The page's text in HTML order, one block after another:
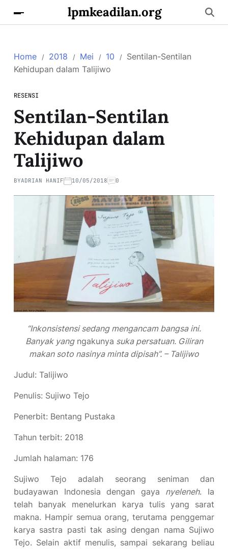
lpmkeadilan.org
Home 2018 Mei 10
Sentilan-Sentilan
Kehidupan dalam Talijiwo
RESENSI
Sentilan-Sentilan
Kehidupan dalam
Talijiwo
BYADRIAN HANIF 10/05/2018 0
“Inkonsistensi sedang mengancam bangsa ini.
Banyak yangngakunya suka persatuan. Giliran
makan soto nasinya minta dipisah”. – Talijiwo
Judul: Talijiwo
Penulis: Sujiwo Tejo
Penerbit: Bentang Pustaka
Tahun terbit: 2018
Jumlah halaman: 176
Sujiwo Tejo adalah seorang seniman dan
budayawan Indonesia dengan gaya nyeleneh. Ia
telah banyak menelurkan karya tulis yang sarat
makna. Hampir semua orang, terutama penggemar
karya sastra pasti tak asing dengan nama Sujiwo
Tejo. Selain aktif menulis, sampai sekarang beliau